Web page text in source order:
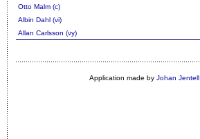
Otto Malm (c)
Albin Dahl (vi)
Allan Carlsson (vy)
Application made by Johan Jentell